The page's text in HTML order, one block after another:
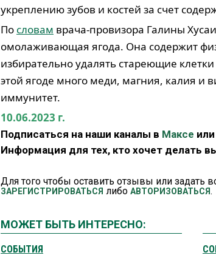
укреплению зубов и костей за счет
По словам врача-провизора Галины
омолаживающая ягода. Она содержит
избирательно удалять стареющие клетки
этой ягоде много меди, магния, калия и
иммунитет.
10.06.2023 г.
Подписаться на наши каналы в Максе или
Информация для тех, кто хочет делать
Для того чтобы оставить отзывы или задать
ЗАРЕГИСТРИРОВАТЬСЯ либо АВТОРИЗОВАТЬСЯ.
МОЖЕТ БЫТЬ ИНТЕРЕСНО:
СОБЫТИЯ